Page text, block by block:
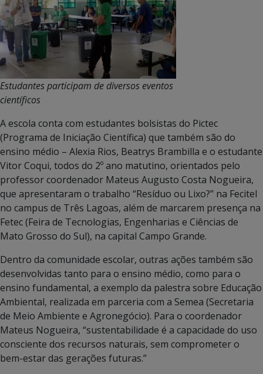
Estudantes participam de diversos eventos
científicos
A escola conta com estudantes bolsistas do Pictec
(Programa de Iniciação Científica) que também são do
ensino médio – Alexia Rios, Beatrys Brambilla e o estudante
Vitor Coqui, todos do 2º ano matutino, orientados pelo
professor coordenador Mateus Augusto Costa Nogueira,
que apresentaram o trabalho “Resíduo ou Lixo?” na Fecitel
no campus de Três Lagoas, além de marcarem presença na
Fetec (Feira de Tecnologias, Engenharias e Ciências de
Mato Grosso do Sul), na capital Campo Grande.
Dentro da comunidade escolar, outras ações também são
desenvolvidas tanto para o ensino médio, como para o
ensino fundamental, a exemplo da palestra sobre Educação
Ambiental, realizada em parceria com a Semea (Secretaria
de Meio Ambiente e Agronegócio). Para o coordenador
Mateus Nogueira, “sustentabilidade é a capacidade do uso
consciente dos recursos naturais, sem comprometer o
bem-estar das gerações futuras.”